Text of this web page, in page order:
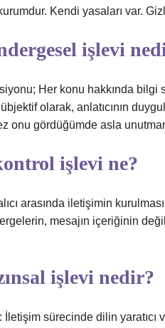
Kendi yasaları var.
işlevi
Her konu hakkında bilgi
olarak, anlatıcının
onu gördüğümde asla
işlevi ne?
arasında iletişimin
mesajın içeriğinin
işlevi nedir?
sürecinde dilin yaratıcı